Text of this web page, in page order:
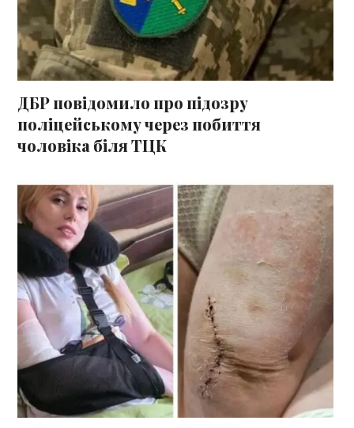
ДБР повідомило про підозру
поліцейському через побиття
чоловіка біля ТЦК